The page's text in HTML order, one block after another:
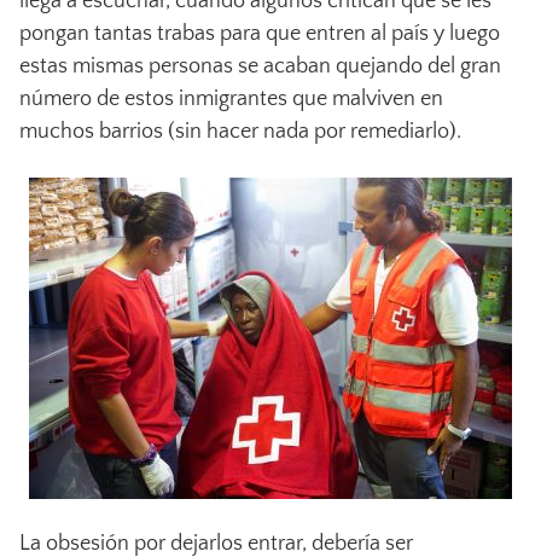
pongan tantas trabas para que entren al país y luego
estas mismas personas se acaban quejando del gran
número de estos inmigrantes que malviven en
muchos barrios (sin hacer nada por remediarlo).
La obsesión por dejarlos entrar, debería ser